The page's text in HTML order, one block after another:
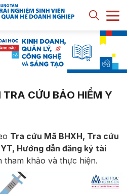
CỨU BẢO HIỂM Y
Tra cứu Mã BHXH, Tra cứu
Hướng dẫn đăng ký tài
tham khảo và thực hiện.